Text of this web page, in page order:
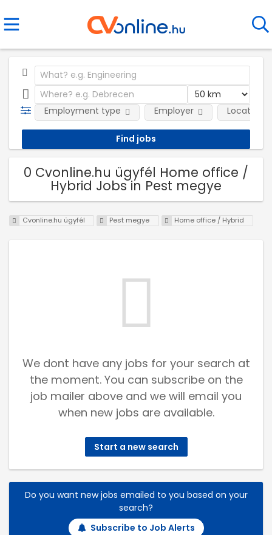
Employment type Employer Location
0 Cvonline.hu ügyfél Home office /
Hybrid Jobs in Pest megye
Cvonline.hu ügyfél Pest megye Home office / Hybrid
We dont have any jobs for your search at
the moment. You can subscribe on the
job mailer above and we will email you
when new jobs are available.
Start a new search
Do you want new jobs emailed to you based on your
search?
Subscribe to Job Alerts